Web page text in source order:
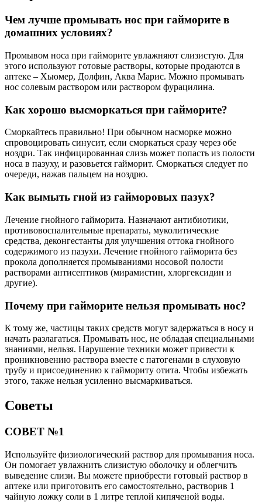
Чем лучше промывать нос при гайморите в
домашних условиях?
Промывом носа при гайморите увлажняют слизистую. Для
этого используют готовые растворы, которые продаются в
аптеке – Хьюмер, Долфин, Аква Марис. Можно промывать
нос солевым раствором или раствором фурацилина.
Как хорошо высморкаться при гайморите?
Сморкайтесь правильно! При обычном насморке можно
спровоцировать синусит, если сморкаться сразу через обе
ноздри. Так инфицированная слизь может попасть из полости
носа в пазуху, и разовьется гайморит. Сморкаться следует по
очереди, нажав пальцем на ноздрю.
Как вымыть гной из гайморовых пазух?
Лечение гнойного гайморита. Назначают антибиотики,
противовоспалительные препараты, муколитические
средства, деконгестанты для улучшения оттока гнойного
содержимого из пазухи. Лечение гнойного гайморита без
прокола дополняется промываниями носовой полости
растворами антисептиков (мирамистин, хлоргексидин и
другие).
Почему при гайморите нельзя промывать нос?
К тому же, частицы таких средств могут задержаться в носу и
начать разлагаться. Промывать нос, не обладая специальными
знаниями, нельзя. Нарушение техники может привести к
проникновению раствора вместе с патогенами в слуховую
трубу и присоединению к гаймориту отита. Чтобы избежать
этого, также нельзя усиленно высмаркиваться.
Советы
СОВЕТ №1
Используйте физиологический раствор для промывания носа.
Он помогает увлажнить слизистую оболочку и облегчить
выведение слизи. Вы можете приобрести готовый раствор в
аптеке или приготовить его самостоятельно, растворив 1
чайную ложку соли в 1 литре теплой кипяченой воды.